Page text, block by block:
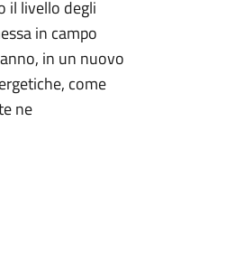
il livello degli
in campo
in un nuovo
come
ne